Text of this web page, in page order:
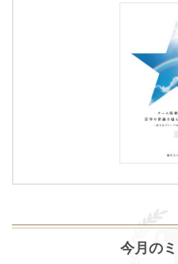
今月の